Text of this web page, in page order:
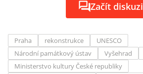
Začít diskuzi
Praha rekonstrukce
UNESCO
Národní památkový ústav
Vyšehrad
Ministerstvo kultury České republiky